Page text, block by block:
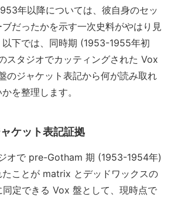
年以降については、彼自身のセッ
ブだったかを示す一次史料がやはり見
下では、同時期 (1953-1955年初
スタジオでカッティングされた Vox
のジャケット表記から何が読み取れ
を整理します。
ケット表記証拠
オで pre-Gotham 期 (1953-1954年)
ことが matrix とデッドワックスの
同定できる Vox 盤として、現時点で